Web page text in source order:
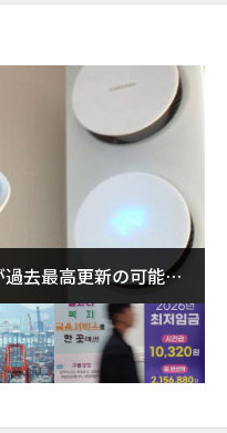
去最高更新の可能性